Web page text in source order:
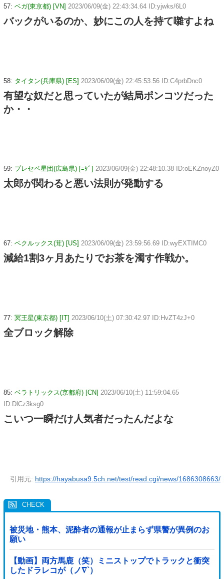
57: ベガ(東京都) [VN] 2023/06/09(金) 22:43:34.64 ID:yjwks/6L0
バックがいるのか、妙にこの人を持て囃すよね
58: タイタン(兵庫県) [ES] 2023/06/09(金) 22:45:53.56 ID:C4prbDnc0
有望な奴だと思っていたが結局ポンコツだった
か・・
59: プレセペ星団(広島県) [ﾆﾀﾞ] 2023/06/09(金) 22:48:10.38 ID:oEKZnoyZ0
太郎が関わると悪い法則が発動する
67: ベクルックス(茸) [US] 2023/06/09(金) 23:59:56.69 ID:wyEXTIMC0
減給1割3ヶ月あたりでお茶を濁す作戦か。
77: 冥王星(東京都) [IT] 2023/06/10(土) 07:30:42.97 ID:HvZT4zJ+0
全ブロック解除
85: ベラトリックス(京都府) [CN] 2023/06/10(土) 11:59:04.65
ID:DlCz3ksg0
こいつ一瞬だけ人気者だったんだよな
引用元: https://hayabusa9.5ch.net/test/read.cgi/news/1686308663/
被災地・熊本、泥酔者の通報が止まらず県警が異例のお
願い
【動画】両方馬鹿（笑）ミニストップでトラックと衝突
したドラレコが（ノ∇`）